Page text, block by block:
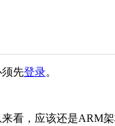
先登录。
看，应该还是ARM